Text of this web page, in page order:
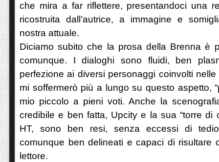
che mira a far riflettere, presentandoci una
ricostruita dall’autrice, a immagine e
nostra attuale.
Diciamo subito che la prosa della Brenna è
comunque. I dialoghi sono fluidi, ben
perfezione ai diversi personaggi coinvolti
mi soffermerò più a lungo su questo aspetto,
mio piccolo a pieni voti. Anche la
credibile e ben fatta, Upcity e la sua “torre di
HT, sono ben resi, senza eccessi di
comunque ben delineati e capaci di risultare
lettore.